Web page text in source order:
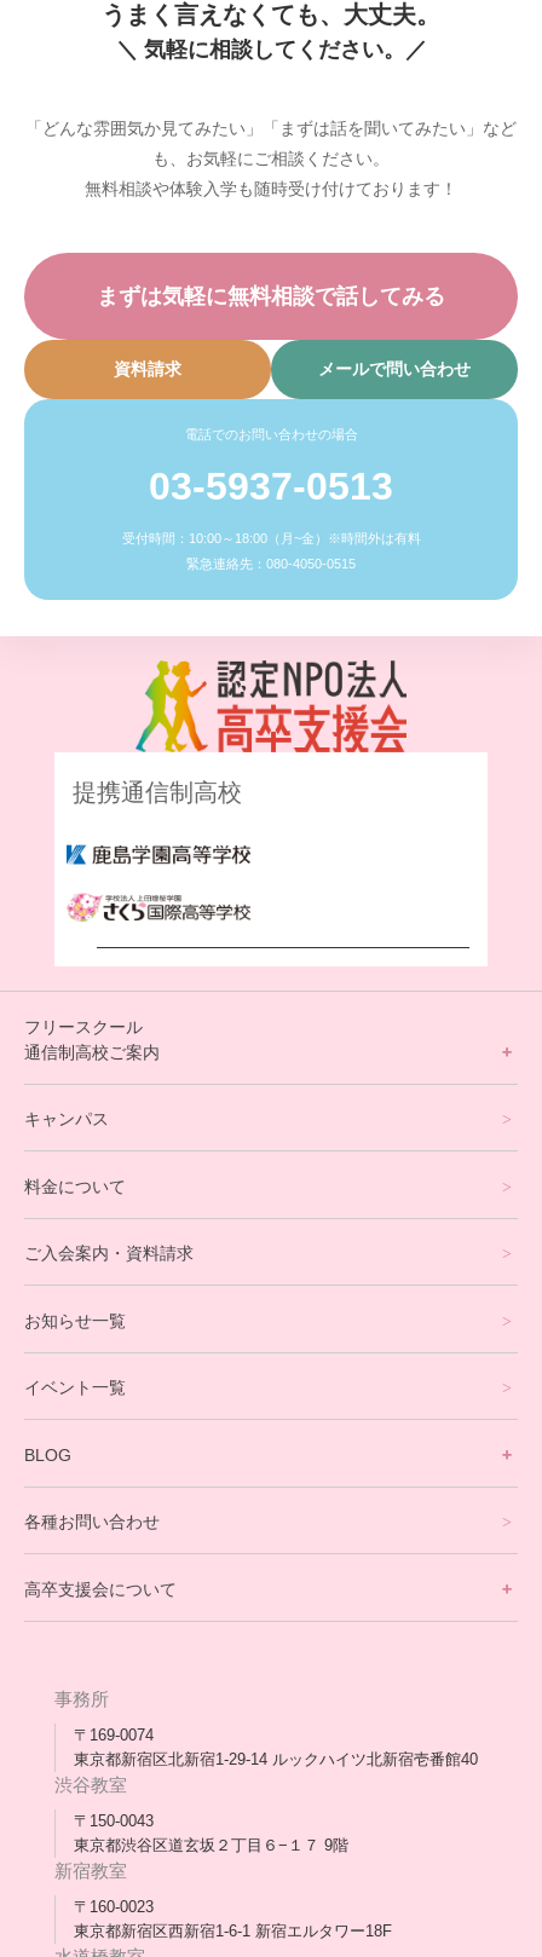
うまく言えなくても、大丈夫。
＼ 気軽に相談してください。／
「どんな雰囲気か見てみたい」「まずは話を聞いてみたい」など
も、お気軽にご相談ください。
無料相談や体験入学も随時受け付けております！
まずは気軽に無料相談で話してみる
資料請求 メールで問い合わせ
電話でのお問い合わせの場合
03-5937-0513
受付時間：10:00～18:00（月~金）※時間外は有料
緊急連絡先：080-4050-0515
提携通信制高校
フリースクール
通信制高校ご案内
オンラインコース
eスポーツコース
就労支援コース
英会話・海外留学コース
寮生活サポート
卒業生の今
アウトリーチ支援
[家庭訪問カウンセリング]
キャンパス
料金について
ご入会案内・資料請求
お知らせ一覧
イベント一覧
BLOG
保護者交流だより一覧
会長コラム一覧
各種お問い合わせ
高卒支援会について
メディア出演
スタッフ紹介
合格・進路実績
協力団体
事務所
〒169-0074
東京都新宿区北新宿1-29-14 ルックハイツ北新宿壱番館40
渋谷教室
〒150-0043
東京都渋谷区道玄坂２丁目６−１７ 9階
新宿教室
〒160-0023
東京都新宿区西新宿1-6-1 新宿エルタワー18F